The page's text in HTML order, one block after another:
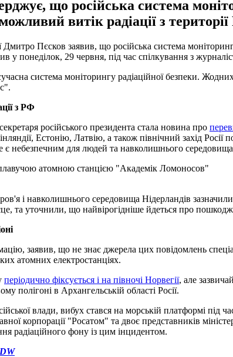
що російська система
витік радіації з
Дмитро Пєсков заявив, що російська система
у понеділок, 29 червня, під час спілкування з
система моніторингу радіаційної безпеки.
з РФ
російського президента стала новина про
Естонію, Латвію, а також північний захід
є небезпечним для людей та навколишнього
атомною станцією "Академік Ломоносов"
і навколишнього середовища Нідерландів
та уточнили, що найвірогідніше йдеться про
заявив, що не знає джерела цих повідомлень
атомних електростанціях.
періодично фіксується і на півночі Норвегії, але
полігоні в Архангельській області Росії.
влади, вибух стався на морській платформі
корпорації "Росатом" та двоє представників
радіаційного фону із цим інцидентом.